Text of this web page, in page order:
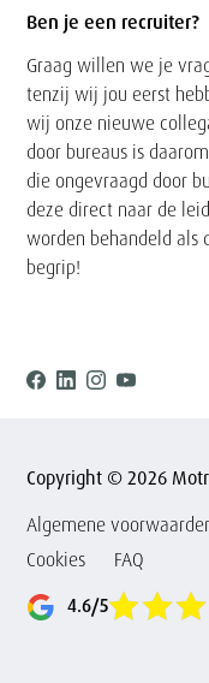
Ben je een recruiter?
Graag willen we je
tenzij wij jou eerst
wij onze nieuwe
door bureaus is
die ongevraagd door
deze direct naar de
worden behandeld als
begrip!
Facebook
Linkedin
Instagram
Youtube
Copyright © 2026
Algemene
Cookies
FAQ
4.6/5